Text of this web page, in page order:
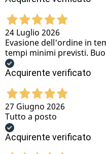
24 Luglio 2026
Evasione dell'ordine in
tempi minimi previsti.
Acquirente verificato
27 Giugno 2026
Tutto a posto
Acquirente verificato